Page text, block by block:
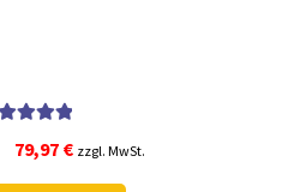
von 5
Ursprünglicher
Preis
79,97 €Aktueller
Preis
zzgl. MwSt.